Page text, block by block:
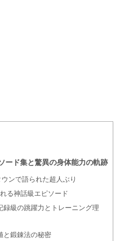
ード集と驚異の身体能力の軌跡
ンで語られた超人ぶり
る神話級エピソード
録級の跳躍力とトレーニング理
と鍛錬法の秘密